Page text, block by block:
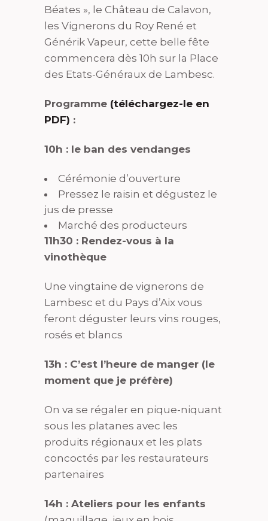
Béates », le Château de Calavon,
les Vignerons du Roy René et
Générik Vapeur, cette belle fête
commencera dès 10h sur la Place
des Etats-Généraux de Lambesc.
Programme (téléchargez-le en
PDF) :
10h : le ban des vendanges
Cérémonie d’ouverture
Pressez le raisin et dégustez le
jus de presse
Marché des producteurs
11h30 : Rendez-vous à la
vinothèque
Une vingtaine de vignerons de
Lambesc et du Pays d’Aix vous
feront déguster leurs vins rouges,
rosés et blancs
13h : C’est l’heure de manger (le
moment que je préfère)
On va se régaler en pique-niquant
sous les platanes avec les
produits régionaux et les plats
concoctés par les restaurateurs
partenaires
14h : Ateliers pour les enfants